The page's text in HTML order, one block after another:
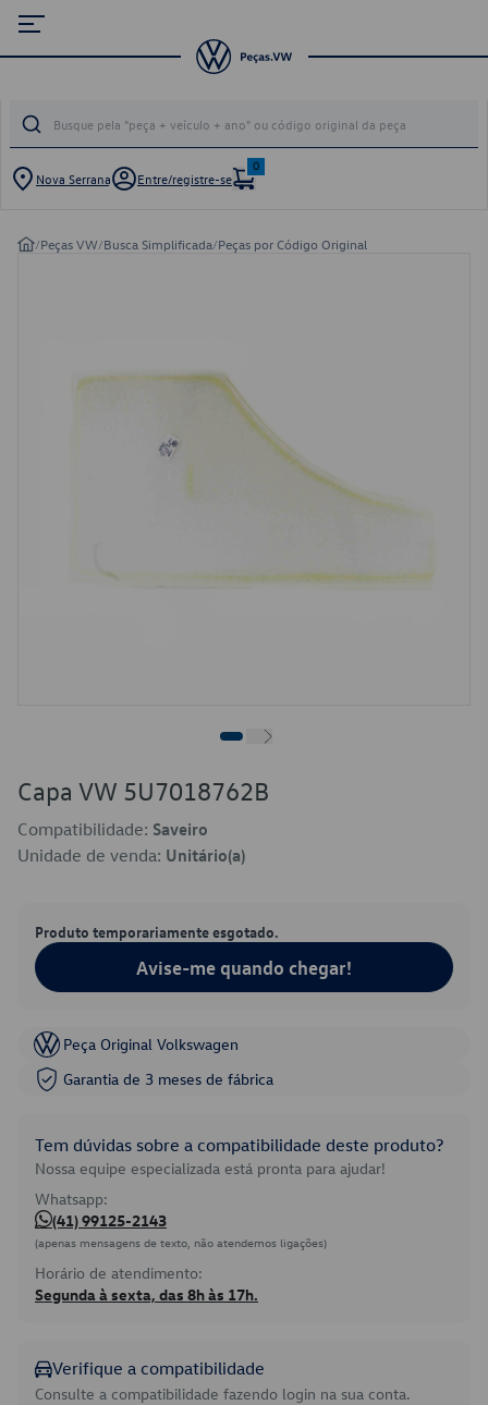
Nova Serrana Entre/registre-se
0
/Peças VW/Busca Simplificada/Peças por Código Original
Capa VW 5U7018762B
Compatibilidade: Saveiro
Unidade de venda: Unitário(a)
Produto temporariamente esgotado.
Avise-me quando chegar!
Peça Original Volkswagen
Garantia de 3 meses de fábrica
Tem dúvidas sobre a compatibilidade deste produto?
Nossa equipe especializada está pronta para ajudar!
Whatsapp:
(41) 99125-2143
(apenas mensagens de texto, não atendemos ligações)
Horário de atendimento:
Segunda à sexta, das 8h às 17h.
Verifique a compatibilidade
Consulte a compatibilidade fazendo login na sua conta.